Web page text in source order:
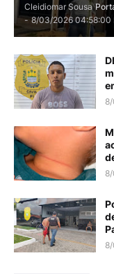
Cleidiomar Sousa
- 8/03/2026 04:58:00